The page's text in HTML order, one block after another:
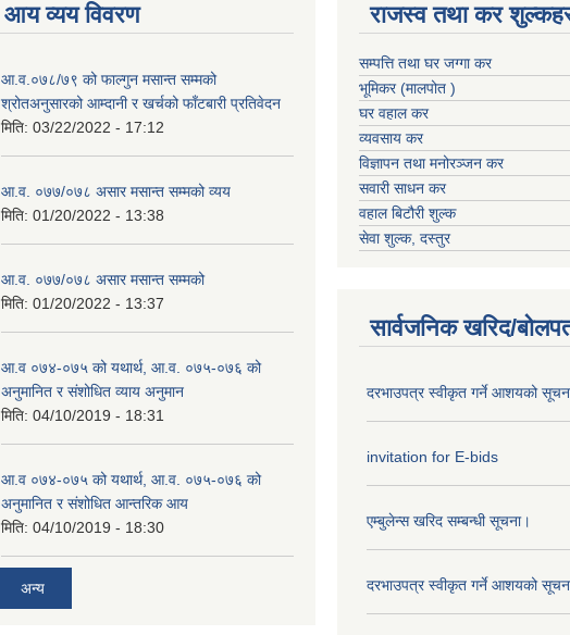
आय व्यय विवरण
आ.व.०७८/७९ को फाल्गुन मसान्त सम्मको
श्रोतअनुसारको आम्दानी र खर्चको फाँटबारी प्रतिवेदन
मिति: 03/22/2022 - 17:12
आ.व. ०७७/०७८ असार मसान्त सम्मको व्यय
मिति: 01/20/2022 - 13:38
आ.व. ०७७/०७८ असार मसान्त सम्मको
मिति: 01/20/2022 - 13:37
आ.व ०७४-०७५ को यथार्थ, आ.व. ०७५-०७६ को
अनुमानित र संशोधित व्याय अनुमान
मिति: 04/10/2019 - 18:31
आ.व ०७४-०७५ को यथार्थ, आ.व. ०७५-०७६ को
अनुमानित र संशोधित आन्तरिक आय
मिति: 04/10/2019 - 18:30
अन्य
राजस्व तथा कर
सम्पत्ति तथा घर जग्गा कर
भूमिकर (मालपोत )
घर वहाल कर
व्यवसाय कर
विज्ञापन तथा मनोरञ्जन कर
सवारी साधन कर
वहाल बिटौरी शुल्क
सेवा शुल्क, दस्तुर
सार्वजनिक खरिद/
दरभाउपत्र स्वीकृत गर्ने आशयको
invitation for E-bids
एम्बुलेन्स खरिद सम्बन्धी सूचना।
दरभाउपत्र स्वीकृत गर्ने आशयको